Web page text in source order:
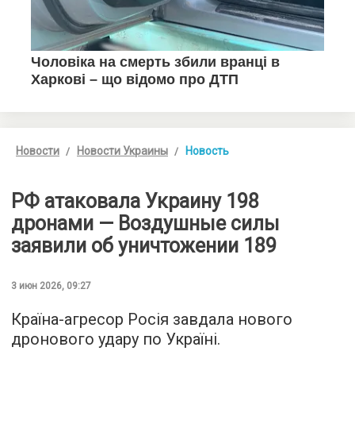
Новости Новости Украины Новость
РФ атаковала Украину 198
дронами — Воздушные силы
заявили об уничтожении 189
3 июн 2026, 09:27
Країна-агресор Росія завдала нового
дронового удару по Україні.